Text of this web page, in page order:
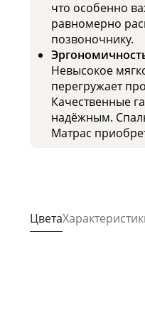
что особенно
равномерно
позвоночнику.
Невысокое
перегружает
Качественные
надёжным.
Матрас
Цвета